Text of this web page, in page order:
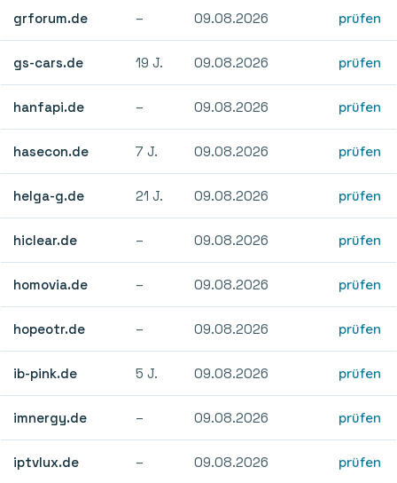
grforum.de – 09.08.2026 prüfen
gs-cars.de 19 J. 09.08.2026 prüfen
hanfapi.de – 09.08.2026 prüfen
hasecon.de 7 J. 09.08.2026 prüfen
helga-g.de 21 J. 09.08.2026 prüfen
hiclear.de – 09.08.2026 prüfen
homovia.de – 09.08.2026 prüfen
hopeotr.de – 09.08.2026 prüfen
ib-pink.de 5 J. 09.08.2026 prüfen
imnergy.de – 09.08.2026 prüfen
iptvlux.de – 09.08.2026 prüfen